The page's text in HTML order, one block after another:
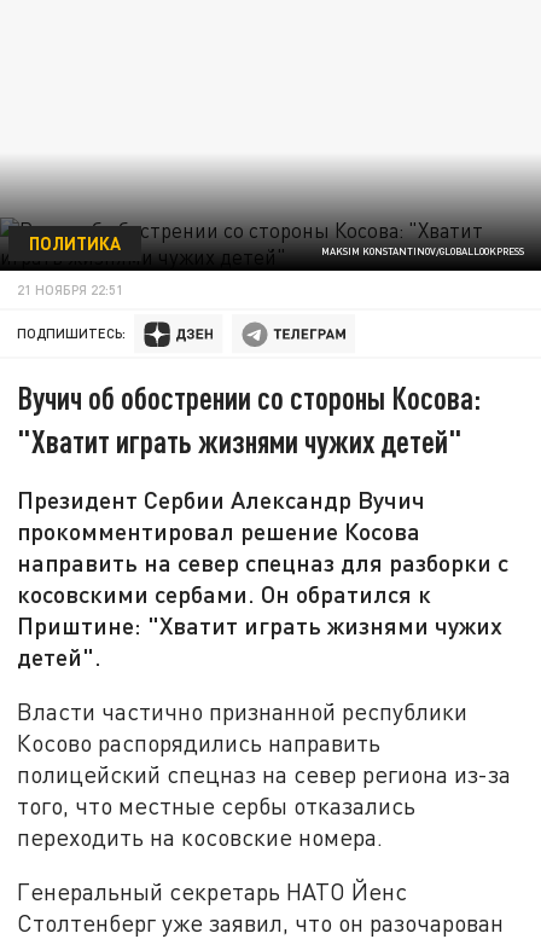
MAKSIM KONSTANTINOV/GLOBALLOOKPRESS
ПОЛИТИКА
21 НОЯБРЯ 22:51
ПОДПИШИТЕСЬ:
Вучич об обострении со стороны Косова:
"Хватит играть жизнями чужих детей"
Президент Сербии Александр Вучич
прокомментировал решение Косова
направить на север спецназ для разборки с
косовскими сербами. Он обратился к
Приштине: "Хватит играть жизнями чужих
детей".
Власти частично признанной республики
Косово распорядились направить
полицейский спецназ на север региона из-за
того, что местные сербы отказались
переходить на косовские номера.
Генеральный секретарь НАТО Йенс
Столтенберг уже заявил, что он разочарован